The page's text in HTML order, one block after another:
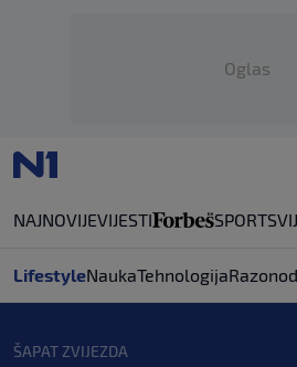
Oglas
NAJNOVIJEVIJESTI SPORT
LifestyleNaukaTehnologija
ŠAPAT ZVIJEZDA